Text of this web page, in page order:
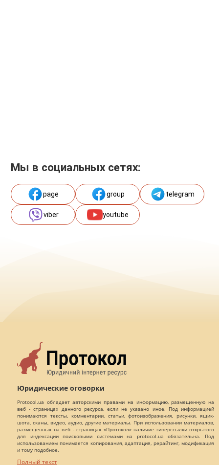
Мы в социальных сетях:
page group telegram
viber youtube
Юридические оговорки
Protocol.ua обладает авторскими правами на информацию, размещенную на
веб - страницах данного ресурса, если не указано иное. Под информацией
понимаются тексты, комментарии, статьи, фотоизображения, рисунки, ящик-
шота, сканы, видео, аудио, другие материалы. При использовании материалов,
размещенных на веб - страницах «Протокол» наличие гиперссылки открытого
для индексации поисковыми системами на protocol.ua обязательна. Под
использованием понимается копирования, адаптация, рерайтинг, модификация
и тому подобное.
Полный текст